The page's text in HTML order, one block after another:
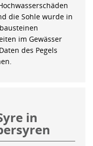
die Sohle wurde in
im Gewässer
des Pegels
in